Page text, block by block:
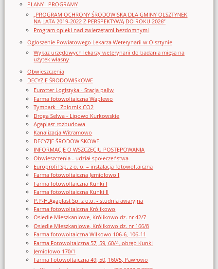
PLANY I PROGRAMY
„PROGRAM OCHRONY ŚRODOWISKA DLA GMINY OLSZTYNEK
NA LATA 2019-2022 Z PERSPEKTYWĄ DO ROKU 2026”
Program opieki nad zwierzętami bezdomnymi
Ogloszenie Powiatowego Lekarza Weterynarii w Olsztynie
Wykaz urzędowych lekarzy weterynarii do badania mięsa na
użytek własny
Obwieszczenia
DECYZJE ŚRODOWISKOWE
Eurotter Logistyka - Stacja paliw
Farma fotowoltaiczna Waplewo
Tymbark - Zbiornik CO2
Droga Selwa - Lipowo Kurkowskie
Agaplast rozbudowa
Kanalizacja Witramowo
DECYZJE ŚRODOWISKOWE
INFORMACJE O WSZCZĘCIU POSTĘPOWANIA
Obwieszczenia - udział społeczeństwa
Europrofil Sp. z o. o. – instalacja fotowoltaiczna
Farma fotowoltaiczna Jemiołowo I
Farma fotowoltaiczna Kunki I
Farma fotowoltaiczna Kunki II
P.P-H.Agaplast Sp. z o.o. - studnia awaryjna
Farma fotowoltaiczna Królikowo
Osiedle Mieszkaniowe, Królikowo dz. nr 42/7
Osiedle Mieszkaniowe, Królikowo dz. nr 166/8
Farma fotowoltaiczna Wilkowo 106-6, 106-11
Farma Fotowoltaiczna 57, 59, 60/4, obręb Kunki
Jemiołowo 170/1
Farma Fotowoltaiczna 49, 50, 160/5, Pawłowo